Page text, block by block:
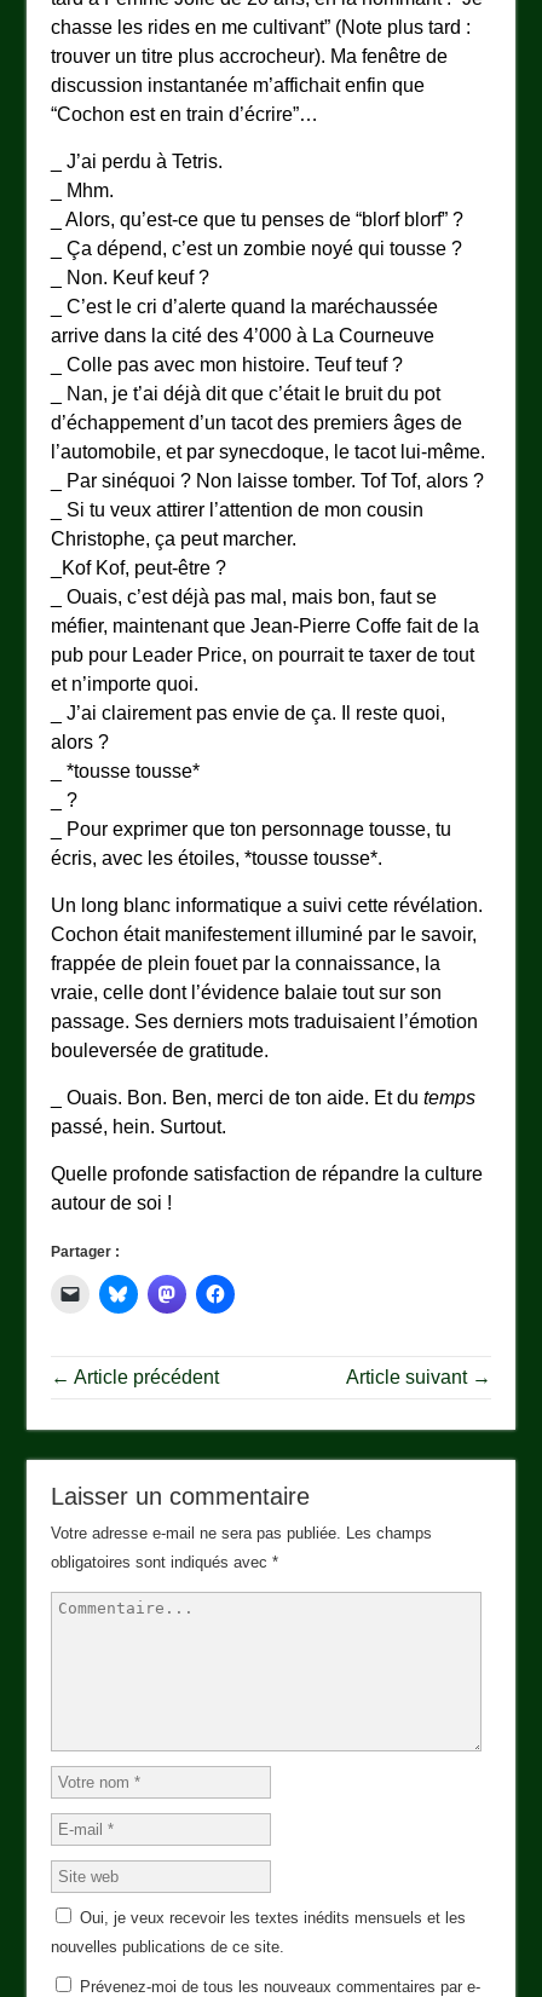
chasse les rides en me cultivant” (Note plus tard :
trouver un titre plus accrocheur). Ma fenêtre de
discussion instantanée m’affichait enfin que
“Cochon est en train d’écrire”…
_ J’ai perdu à Tetris.
_ Mhm.
_ Alors, qu’est-ce que tu penses de “blorf blorf” ?
_ Ça dépend, c’est un zombie noyé qui tousse ?
_ Non. Keuf keuf ?
_ C’est le cri d’alerte quand la maréchaussée
arrive dans la cité des 4’000 à La Courneuve
_ Colle pas avec mon histoire. Teuf teuf ?
_ Nan, je t’ai déjà dit que c’était le bruit du pot
d’échappement d’un tacot des premiers âges de
l’automobile, et par synecdoque, le tacot lui-même.
_ Par sinéquoi ? Non laisse tomber. Tof Tof, alors ?
_ Si tu veux attirer l’attention de mon cousin
Christophe, ça peut marcher.
_Kof Kof, peut-être ?
_ Ouais, c’est déjà pas mal, mais bon, faut se
méfier, maintenant que Jean-Pierre Coffe fait de la
pub pour Leader Price, on pourrait te taxer de tout
et n’importe quoi.
_ J’ai clairement pas envie de ça. Il reste quoi,
alors ?
_ *tousse tousse*
_ ?
_ Pour exprimer que ton personnage tousse, tu
écris, avec les étoiles, *tousse tousse*.
Un long blanc informatique a suivi cette révélation.
Cochon était manifestement illuminé par le savoir,
frappée de plein fouet par la connaissance, la
vraie, celle dont l’évidence balaie tout sur son
passage. Ses derniers mots traduisaient l’émotion
bouleversée de gratitude.
_ Ouais. Bon. Ben, merci de ton aide. Et dutemps
passé, hein. Surtout.
Quelle profonde satisfaction de répandre la culture
autour de soi !
Partager :
← Article précédent Article suivant →
Laisser un commentaire
Votre adresse e-mail ne sera pas publiée. Les champs
obligatoires sont indiqués avec*
Oui, je veux recevoir les textes inédits mensuels et les
nouvelles publications de ce site.
Prévenez-moi de tous les nouveaux commentaires par e-